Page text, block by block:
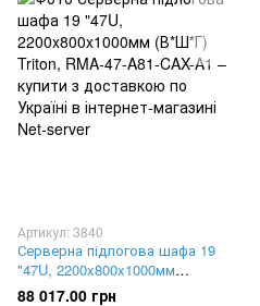
Артикул: 3840
Серверна підлогова шафа 19
"47U, 2200x800x1000мм
(В*Ш*Г) Triton, RMA-47-A81-
88 017.00 грн